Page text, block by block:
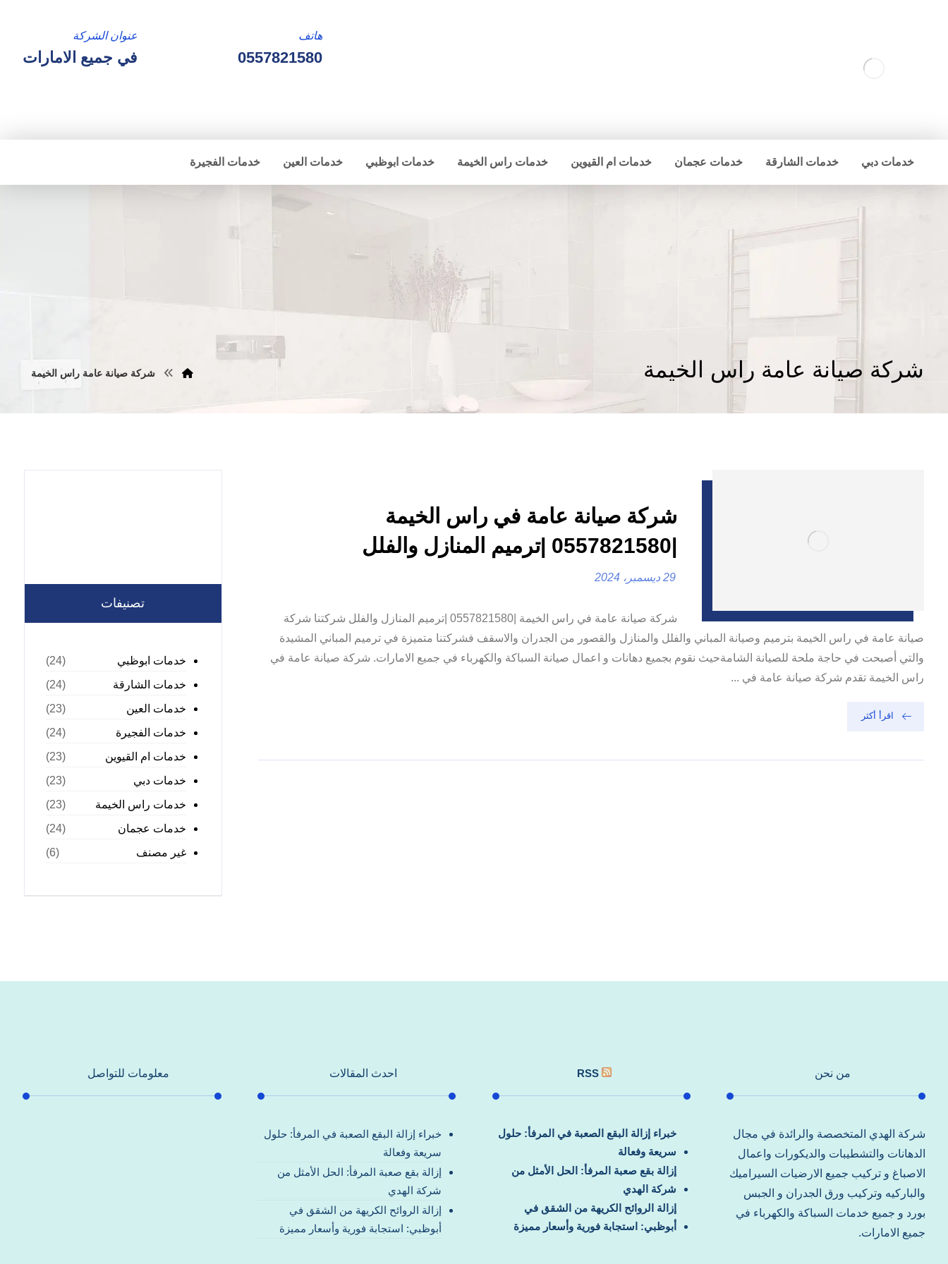
عنوان الشركة
في جميع الامارات
هاتف
0557821580
خدمات دبي خدمات الشارقة خدمات عجمان خدمات ام القيوين خدمات راس الخيمة خدمات ابوظبي خدمات العين خدمات الفجيرة
شركة صيانة عامة راس الخيمة شركة صيانة عامة راس الخيمة
شركة صيانة عامة في راس الخيمة
|0557821580 |ترميم المنازل والفلل
29 ديسمبر، 2024
شركة صيانة عامة في راس الخيمة |0557821580 |ترميم المنازل والفلل شركتنا شركة
صيانة عامة في راس الخيمة بترميم وصيانة المباني والفلل والمنازل والقصور من الجدران والاسقف فشركتنا متميزة في ترميم المباني المشيدة
والتي أصبحت في حاجة ملحة للصيانة الشامةحيث نقوم بجميع دهانات و اعمال صيانة السباكة والكهرباء في جميع الامارات. شركة صيانة عامة في
راس الخيمة تقدم شركة صيانة عامة في ...
اقرأ أكثر
تصنيفات
خدمات ابوظبي
(24)
خدمات الشارقة
(24)
خدمات العين
(23)
خدمات الفجيرة
(24)
خدمات ام القيوين
(23)
خدمات دبي
(23)
خدمات راس الخيمة
(23)
خدمات عجمان
(24)
غير مصنف
(6)
من نحن
شركة الهدي المتخصصة والرائدة في مجال
الدهانات والتشطيبات والديكورات واعمال
الاصباغ و تركيب جميع الارضيات السيراميك
والباركيه وتركيب ورق الجدران و الجبس
بورد و جميع خدمات السباكة والكهرباء في
جميع الامارات.
RSS
خبراء إزالة البقع الصعبة في المرفأ: حلول
سريعة وفعالة
إزالة بقع صعبة المرفأ: الحل الأمثل من
شركة الهدي
إزالة الروائح الكريهة من الشقق في
أبوظبي: استجابة فورية وأسعار مميزة
احدث المقالات
خبراء إزالة البقع الصعبة في المرفأ: حلول
سريعة وفعالة
إزالة بقع صعبة المرفأ: الحل الأمثل من
شركة الهدي
إزالة الروائح الكريهة من الشقق في
أبوظبي: استجابة فورية وأسعار مميزة
معلومات للتواصل